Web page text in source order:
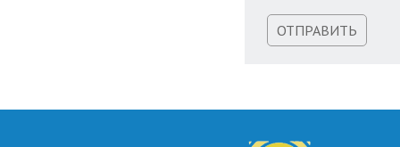
ОТПРАВИТЬ